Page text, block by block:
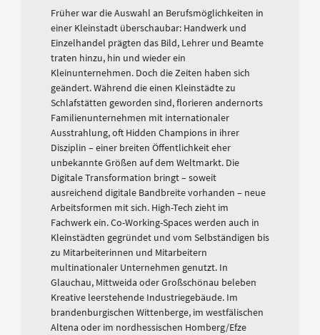
Früher war die Auswahl an Berufsmöglichkeiten in
einer Kleinstadt überschaubar: Handwerk und
Einzelhandel prägten das Bild, Lehrer und Beamte
traten hinzu, hin und wieder ein
Kleinunternehmen. Doch die Zeiten haben sich
geändert. Während die einen Kleinstädte zu
Schlafstätten geworden sind, florieren andernorts
Familienunternehmen mit internationaler
Ausstrahlung, oft Hidden Champions in ihrer
Disziplin – einer breiten Öffentlichkeit eher
unbekannte Größen auf dem Weltmarkt. Die
Digitale Transformation bringt – soweit
ausreichend digitale Bandbreite vorhanden – neue
Arbeitsformen mit sich. High-Tech zieht im
Fachwerk ein. Co-Working-Spaces werden auch in
Kleinstädten gegründet und vom Selbständigen bis
zu Mitarbeiterinnen und Mitarbeitern
multinationaler Unternehmen genutzt. In
Glauchau, Mittweida oder Großschönau beleben
Kreative leerstehende Industriegebäude. Im
brandenburgischen Wittenberge, im westfälischen
Altena oder im nordhessischen Homberg/Efze